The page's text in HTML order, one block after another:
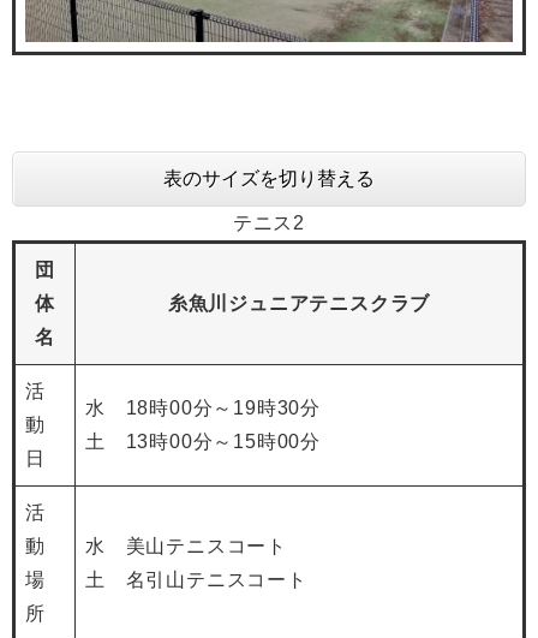
表のサイズを切り替える
テニス2
団
体
名
糸魚川ジュニアテニスクラブ
活
動
日
水 18時00分～19時30分
土 13時00分～15時00分
活
動
場
所
水 美山テニスコート
土 名引山テニスコート